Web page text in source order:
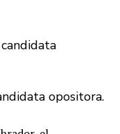
opositora.